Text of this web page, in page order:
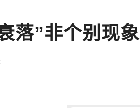
落”非个别现象